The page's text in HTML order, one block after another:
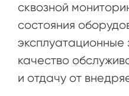
сквозной
состояния
эксплуатационные
качество
и отдачу от